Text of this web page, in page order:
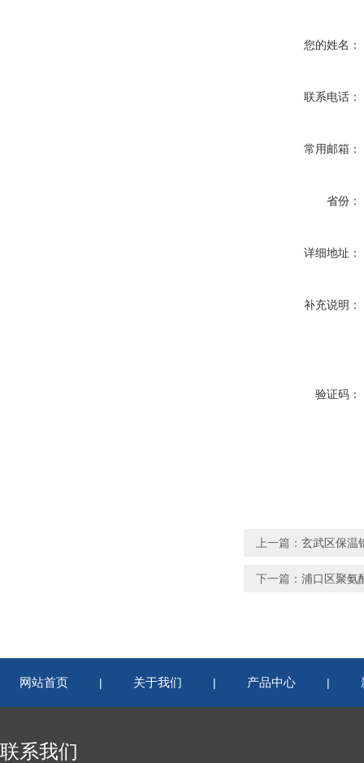
您的姓名：
联系电话：
常用邮箱：
省份：
详细地址：
补充说明：
验证码：
上一篇： 玄武区保温
下一篇： 浦口区聚氨
网站首页 | 关于我们 | 产品中心 |
联系我们